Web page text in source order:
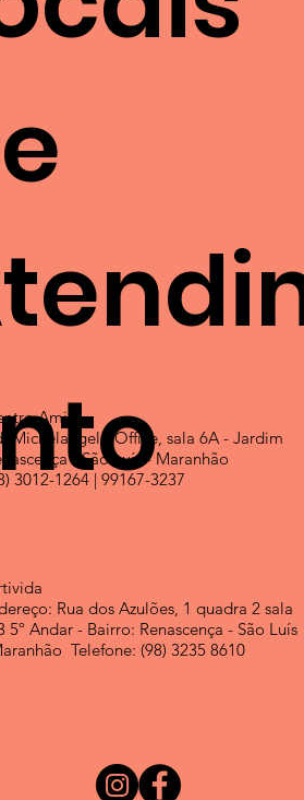
Ami
Michelangelo Office, sala 6A - Jardim
- São Luís - Maranhão
3012-1264 | 99167-3237
Rua dos Azulões, 1 quadra 2 sala
5º Andar - Bairro: Renascença - São Luís
Telefone: (98) 3235 8610